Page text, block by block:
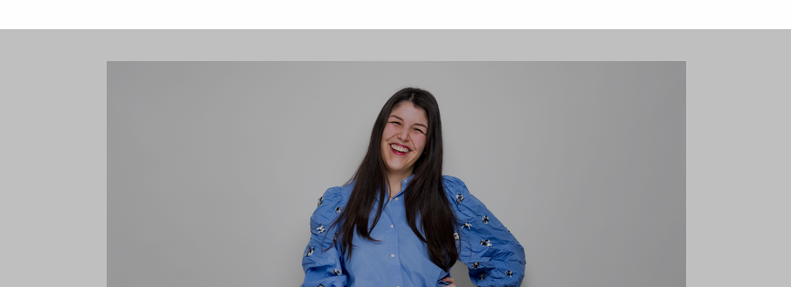
If you agree to all optional cookies being used for the previously mentioned
purposes, click "Accept all". Alternatively, click "Accept only technically necessary"
to reject all optional cookies.
By clicking on "Settings", you can individualize your choice of optional cookies.
You can revoke or change your consent or selection at any time by clicking on
button at the bottom of our website.